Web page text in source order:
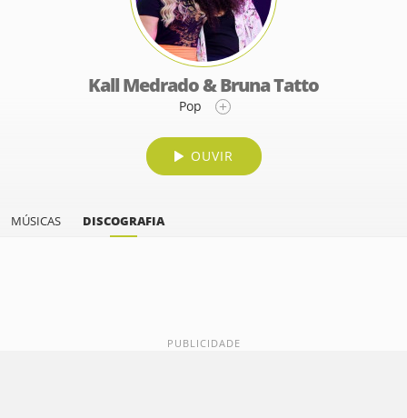
Kall Medrado & Bruna Tatto
Pop
OUVIR
MÚSICAS DISCOGRAFIA